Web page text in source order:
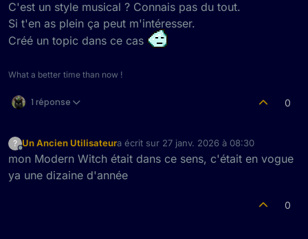
C'est un style musical ? Connais pas du tout.
Si t'en as plein ça peut m'intéresser.
Créé un topic dans ce cas
What a better time than now !
1 réponse 0
?
Hors-ligne
Un Ancien Utilisateura écrit sur 27 janv. 2026 à 08:30
dernière édition par
mon Modern Witch était dans ce sens, c'était en vogue
ya une dizaine d'année
0